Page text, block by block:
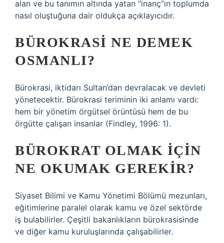
alan ve bu tanımın altında yatan “inanç”ın toplumda
nasıl oluştuğuna dair oldukça açıklayıcıdır.
BÜROKRASI NE DEMEK
OSMANLI?
Bürokrasi, iktidarı Sultan’dan devralacak ve devleti
yönetecektir. Bürokrasi teriminin iki anlamı vardı:
hem bir yönetim örgütsel örüntüsü hem de bu
örgütte çalışan insanlar (Findley, 1996: 1).
BÜROKRAT OLMAK IÇIN
NE OKUMAK GEREKIR?
Siyaset Bilimi ve Kamu Yönetimi Bölümü mezunları,
eğitimlerine paralel olarak kamu ve özel sektörde
iş bulabilirler. Çeşitli bakanlıkların bürokrasisinde
ve diğer kamu kuruluşlarında çalışabilirler.